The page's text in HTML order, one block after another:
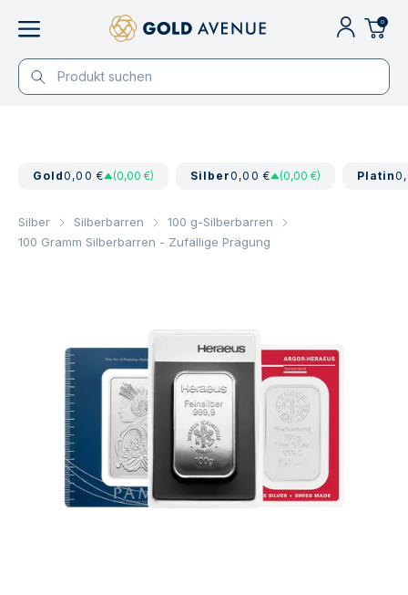
0
Gold0,00 € (0,00 €) Silber0,00 € (0,00 €) Platin
Silber Silberbarren
100 g-Silberbarren
100 Gramm Silberbarren - Zufällige Prägung